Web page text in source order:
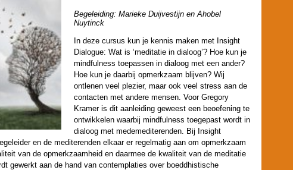
Begeleiding: Marieke Duijvestijn en Ahobel
Nuytinck
In deze cursus kun je kennis maken met Insight
Dialogue: Wat is ‘meditatie in dialoog’? Hoe kun je
mindfulness toepassen in dialoog met een ander?
Hoe kun je daarbij opmerkzaam blijven? Wij
ontlenen veel plezier, maar ook veel stress aan de
contacten met andere mensen. Voor Gregory
Kramer is dit aanleiding geweest een beoefening te
ontwikkelen waarbij mindfulness toegepast wordt in
dialoog met medemediterenden. Bij Insight
en de mediterenden elkaar er regelmatig aan om opmerkzaam
van de opmerkzaamheid en daarmee de kwaliteit van de meditatie
gewerkt aan de hand van contemplaties over boeddhistische